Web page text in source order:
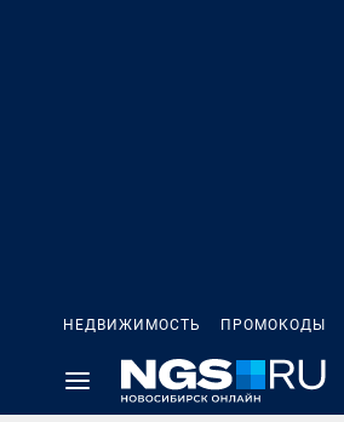
НЕДВИЖИМОСТЬ ПРОМОКОДЫ